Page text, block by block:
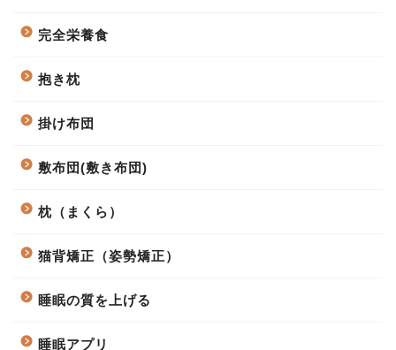
完全栄養食
抱き枕
掛け布団
敷布団(敷き布団)
枕（まくら）
猫背矯正（姿勢矯正）
睡眠の質を上げる
睡眠アプリ